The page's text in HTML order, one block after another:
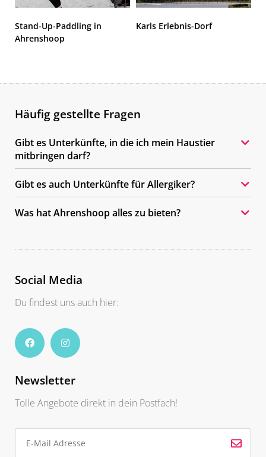
Stand-Up-Paddling in
Ahrenshoop
Karls Erlebnis-Dorf
Häufig gestellte Fragen
Gibt es Unterkünfte, in die ich mein Haustier
mitbringen darf?
Gibt es auch Unterkünfte für Allergiker?
Was hat Ahrenshoop alles zu bieten?
Social Media
Du findest uns auch hier:
Newsletter
Tolle Angebote direkt in dein Postfach!